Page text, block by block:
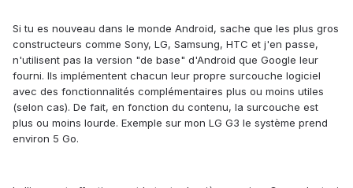
Si tu es nouveau dans le monde Android, sache que les plus gros
constructeurs comme Sony, LG, Samsung, HTC et j'en passe,
n'utilisent pas la version "de base" d'Android que Google leur
fourni. Ils implémentent chacun leur propre surcouche logiciel
avec des fonctionnalités complémentaires plus ou moins utiles
(selon cas). De fait, en fonction du contenu, la surcouche est
plus ou moins lourde. Exemple sur mon LG G3 le système prend
environ 5 Go.